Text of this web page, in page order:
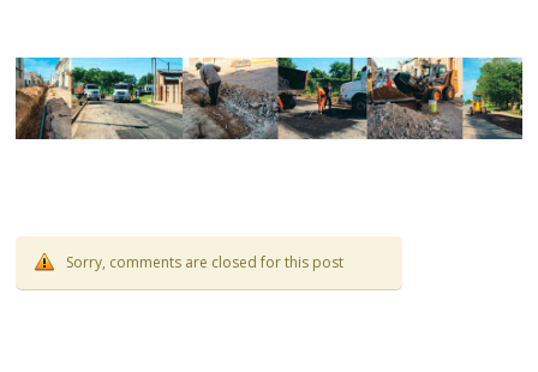
Sorry, comments are closed for this post